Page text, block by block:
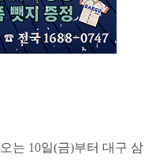
는 10일(금)부터 대구 삼